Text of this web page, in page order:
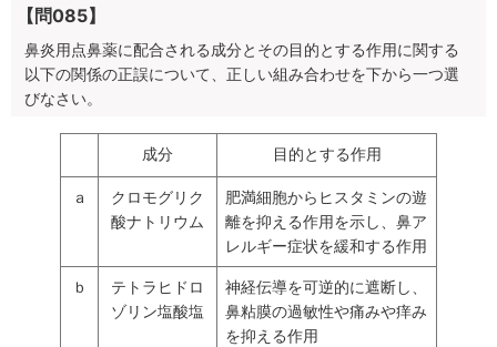
【問085】
鼻炎用点鼻薬に配合される成分とその目的とする作用に関する
以下の関係の正誤について、正しい組み合わせを下から一つ選
びなさい。
成分 目的とする作用
ａ
クロモグリク
酸ナトリウム
肥満細胞からヒスタミンの遊
離を抑える作用を示し、鼻ア
レルギー症状を緩和する作用
ｂ
テトラヒドロ
ゾリン塩酸塩
神経伝導を可逆的に遮断し、
鼻粘膜の過敏性や痛みや痒み
を抑える作用